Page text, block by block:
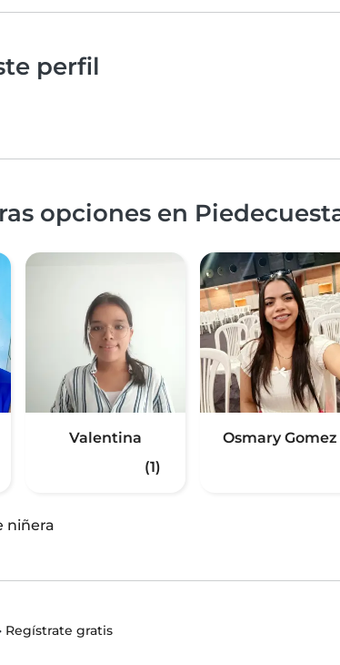
perfil
opciones en
Valentina
(1)
Osmary Gomez
niñera
Regístrate gratis